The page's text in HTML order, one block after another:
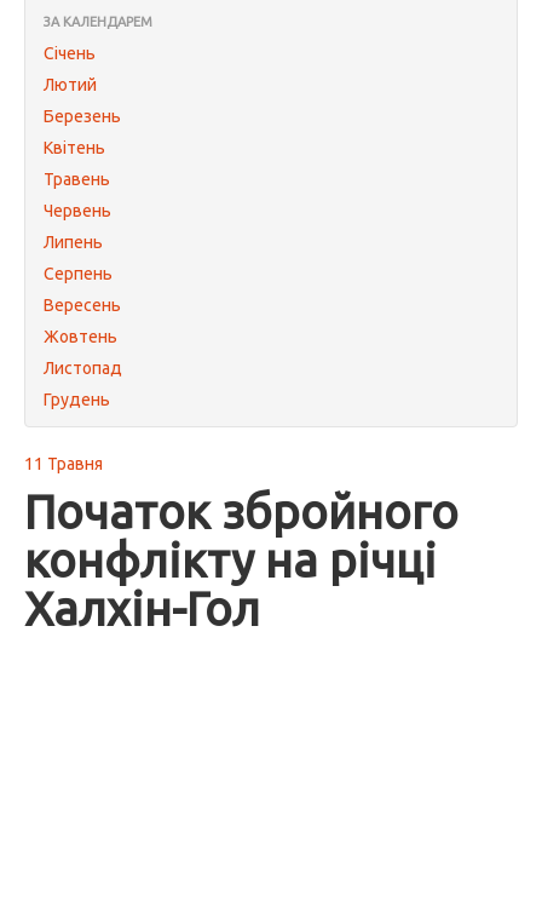
ЗА КАЛЕНДАРЕМ
Січень
Лютий
Березень
Квітень
Травень
Червень
Липень
Серпень
Вересень
Жовтень
Листопад
Грудень
11 Травня
Початок збройного
конфлікту на річці
Халхін-Гол